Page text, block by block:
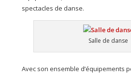
spectacles de danse.
Salle de danse
Avec son ensemble d’équipements